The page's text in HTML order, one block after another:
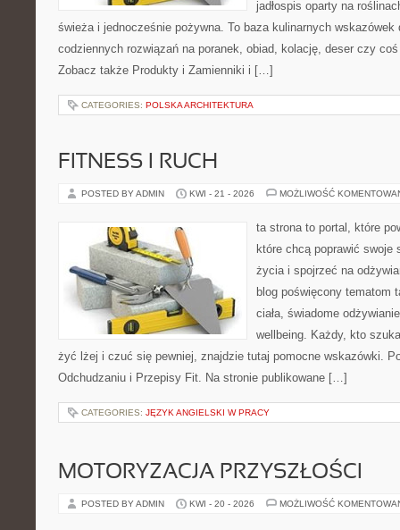
jadłospis oparty na
świeża i jednocześnie pożywna. To baza kulinarnych
codziennych rozwiązań na poranek, obiad, kolację, deser czy
Zobacz także Produkty i Zamienniki i […]
CATEGORIES: POLSKA ARCHITEKTURA
FITNESS I RUCH
POSTED BY ADMIN KWI - 21 - 2026 MOŻLIWOŚĆ
ta strona to portal, które
które chcą poprawić
życia i spojrzeć na
blog poświęcony tematom
ciała, świadome
wellbeing. Każdy, kto
żyć lżej i czuć się pewniej, znajdzie tutaj pomocne wskazówki.
Odchudzaniu i Przepisy Fit. Na stronie publikowane […]
CATEGORIES: JĘZYK ANGIELSKI W PRACY
MOTORYZACJA PRZYSZŁOŚCI
POSTED BY ADMIN KWI - 20 - 2026 MOŻLIWOŚĆ